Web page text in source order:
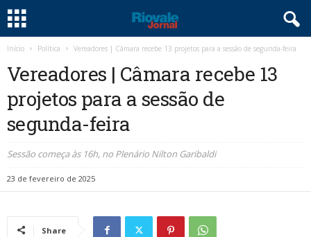
Início Política Vereadores | Câmara recebe 13 projetos para a sessão de segunda-feira
Vereadores | Câmara recebe 13
projetos para a sessão de
segunda-feira
Sessão começa às 16h, no Plenário Nilton Garibaldi
23 de fevereiro de 2025
Share